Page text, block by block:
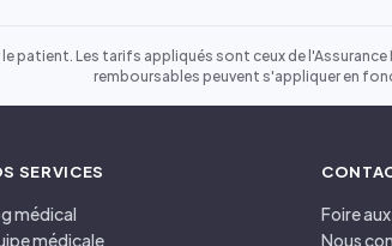
patient. Les tarifs appliqués sont ceux de
remboursables peuvent s'appliquer en
SERVICES
médical
médicale
Foire
Nous